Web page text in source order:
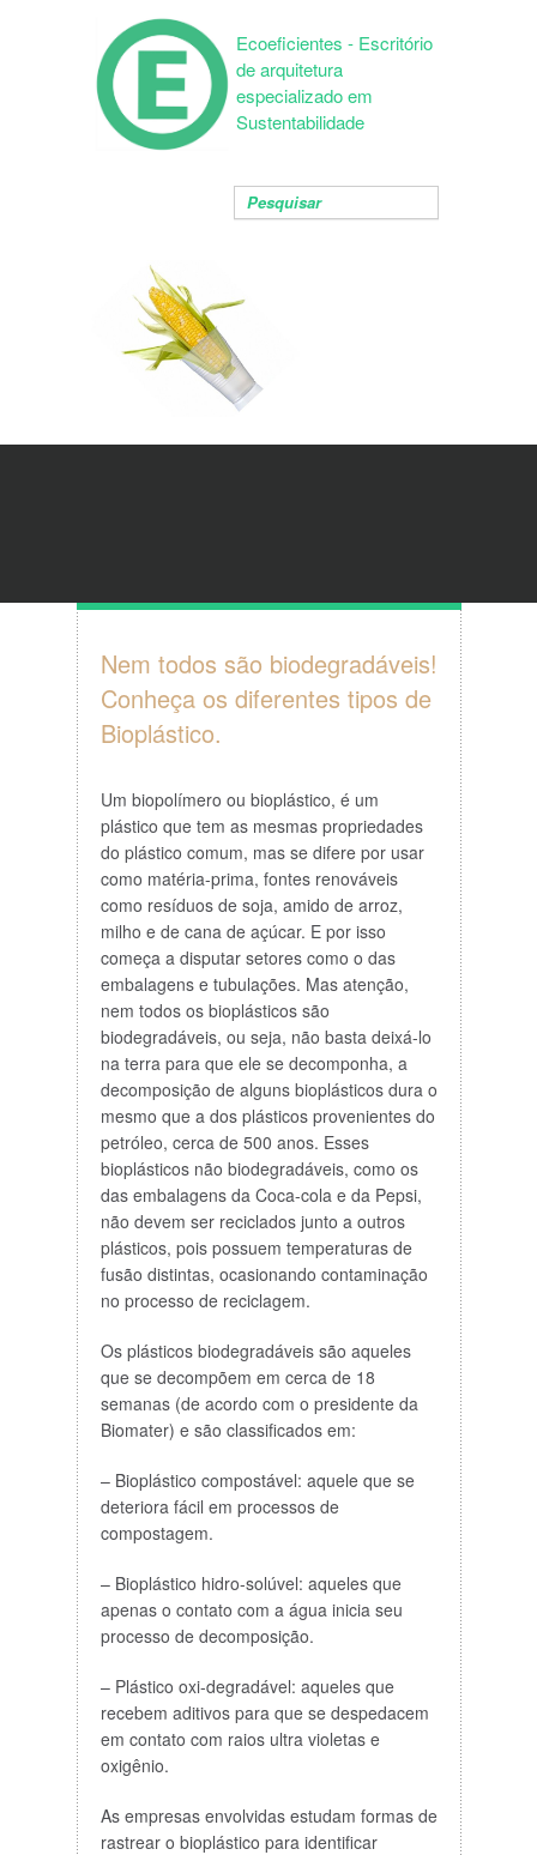
Ecoeficientes - Escritório
de arquitetura
especializado em
Sustentabilidade
Nem todos são biodegradáveis!
Conheça os diferentes tipos de
Bioplástico.
Um biopolímero ou bioplástico, é um
plástico que tem as mesmas propriedades
do plástico comum, mas se difere por usar
como matéria-prima, fontes renováveis
como resíduos de soja, amido de arroz,
milho e de cana de açúcar. E por isso
começa a disputar setores como o das
embalagens e tubulações. Mas atenção,
nem todos os bioplásticos são
biodegradáveis, ou seja, não basta deixá-lo
na terra para que ele se decomponha, a
decomposição de alguns bioplásticos dura o
mesmo que a dos plásticos provenientes do
petróleo, cerca de 500 anos. Esses
bioplásticos não biodegradáveis, como os
das embalagens da Coca-cola e da Pepsi,
não devem ser reciclados junto a outros
plásticos, pois possuem temperaturas de
fusão distintas, ocasionando contaminação
no processo de reciclagem.
Os plásticos biodegradáveis são aqueles
que se decompõem em cerca de 18
semanas (de acordo com o presidente da
Biomater) e são classificados em:
– Bioplástico compostável: aquele que se
deteriora fácil em processos de
compostagem.
– Bioplástico hidro-solúvel: aqueles que
apenas o contato com a água inicia seu
processo de decomposição.
– Plástico oxi-degradável: aqueles que
recebem aditivos para que se despedacem
em contato com raios ultra violetas e
oxigênio.
As empresas envolvidas estudam formas de
rastrear o bioplástico para identificar